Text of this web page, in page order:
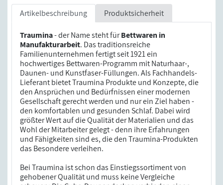
Artikelbeschreibung Produktsicherheit
Traumina- der Name steht fürBettwaren in
Manufakturarbeit. Das traditionsreiche
Familienunternehmen fertigt seit 1921 ein
hochwertiges Bettwaren-Programm mit Naturhaar-,
Daunen- und Kunstfaser-Füllungen. Als Fachhandels-
Lieferant bietet Traumina Produkte und Konzepte, die
den Ansprüchen und Bedürfnissen einer modernen
Gesellschaft gerecht werden und nur ein Ziel haben -
den komfortablen und gesunden Schlaf. Dabei wird
größter Wert auf die Qualität der Materialien und das
Wohl der Mitarbeiter gelegt - denn ihre Erfahrungen
und Fähigkeiten sind es, die den Traumina-Produkten
das Besondere verleihen.
Bei Traumina ist schon das Einstiegssortiment von
gehobener Qualität und muss keine Vergleiche